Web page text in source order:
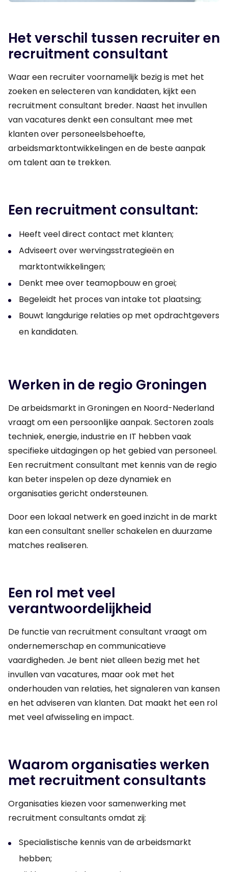
Het verschil tussen recruiter en
recruitment consultant
Waar een recruiter voornamelijk bezig is met het
zoeken en selecteren van kandidaten, kijkt een
recruitment consultant breder. Naast het invullen
van vacatures denkt een consultant mee met
klanten over personeelsbehoefte,
arbeidsmarktontwikkelingen en de beste aanpak
om talent aan te trekken.
Een recruitment consultant:
Heeft veel direct contact met klanten;
Adviseert over wervingsstrategieën en
marktontwikkelingen;
Denkt mee over teamopbouw en groei;
Begeleidt het proces van intake tot plaatsing;
Bouwt langdurige relaties op met opdrachtgevers
en kandidaten.
Werken in de regio Groningen
De arbeidsmarkt in Groningen en Noord-Nederland
vraagt om een persoonlijke aanpak. Sectoren zoals
techniek, energie, industrie en IT hebben vaak
specifieke uitdagingen op het gebied van personeel.
Een recruitment consultant met kennis van de regio
kan beter inspelen op deze dynamiek en
organisaties gericht ondersteunen.
Door een lokaal netwerk en goed inzicht in de markt
kan een consultant sneller schakelen en duurzame
matches realiseren.
Een rol met veel
verantwoordelijkheid
De functie van recruitment consultant vraagt om
ondernemerschap en communicatieve
vaardigheden. Je bent niet alleen bezig met het
invullen van vacatures, maar ook met het
onderhouden van relaties, het signaleren van kansen
en het adviseren van klanten. Dat maakt het een rol
met veel afwisseling en impact.
Waarom organisaties werken
met recruitment consultants
Organisaties kiezen voor samenwerking met
recruitment consultants omdat zij:
Specialistische kennis van de arbeidsmarkt
hebben;